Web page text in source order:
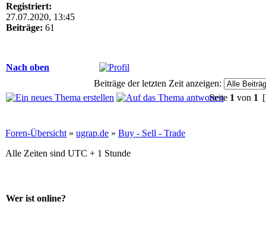
Registriert:
27.07.2020, 13:45
Beiträge: 61
Nach oben
Beiträge der letzten Zeit anzeigen:
Seite 1 von 1
Foren-Übersicht » ugrap.de » Buy - Sell - Trade
Alle Zeiten sind UTC + 1 Stunde
Wer ist online?